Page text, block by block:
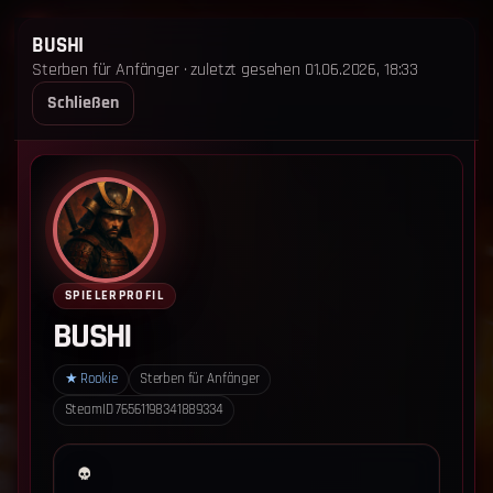
STERBEN FÜR ANFÄNGER
STARTSEITE
ANKÜNDIGUNGEN
LOGIN
‹ Zurück zum Leaderboard
BUSHI
Sterben für Anfänger · zuletzt gesehen 01.06.2026, 18:33
Schließen
SPIELERPROFIL
BUSHI
★ Rookie
Sterben für Anfänger
SteamID76561198341889334
ImpressumDatenschutz
Cookie-Einstellungen
Sterben für Anfänger - Alle Rechte vorbehalten.
Datenschutz-Einstellungen